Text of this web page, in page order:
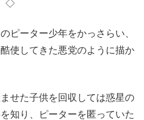
◇
ピーター少年をかっさらい、
使してきた悪党のように描か
せた子供を回収しては惑星の
知り、ピーターを匿っていた